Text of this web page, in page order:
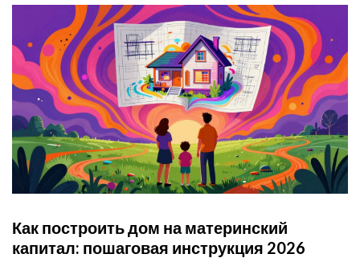
Как построить дом на материнский
капитал: пошаговая инструкция 2026